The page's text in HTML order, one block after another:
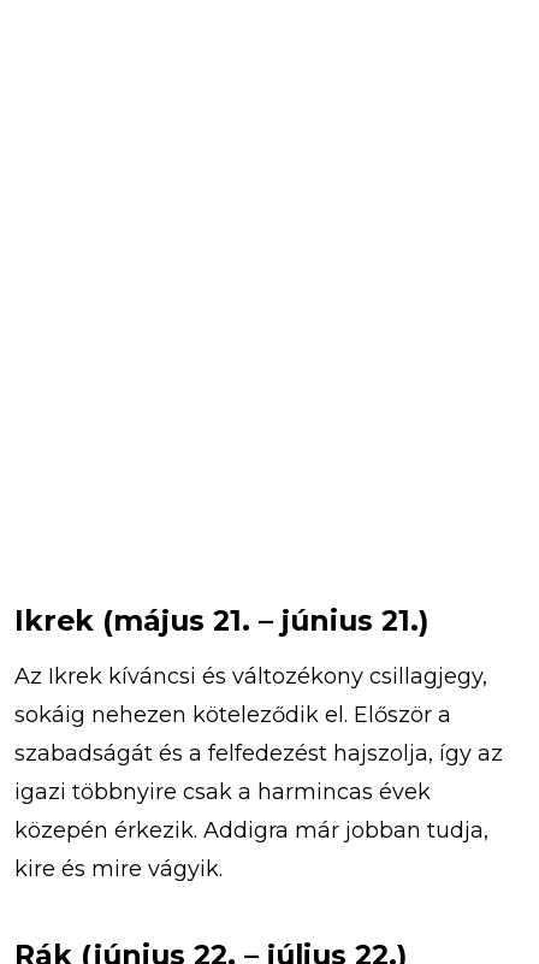
Ikrek (május 21. – június 21.)
Az Ikrek kíváncsi és változékony csillagjegy,
sokáig nehezen köteleződik el. Először a
szabadságát és a felfedezést hajszolja, így az
igazi többnyire csak a harmincas évek
közepén érkezik. Addigra már jobban tudja,
kire és mire vágyik.
Rák (június 22. – július 22.)